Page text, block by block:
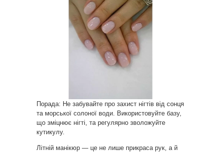
Порада: Не забувайте про захист нігтів від сонця
та морської солоної води. Використовуйте базу,
що зміцнює нігті, та регулярно зволожуйте
кутикулу.
Літній манікюр — це не лише прикраса рук, а й